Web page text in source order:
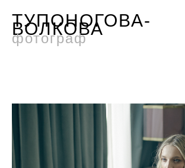
ТУПОНОГОВА-
ВОЛКОВА
фотограф